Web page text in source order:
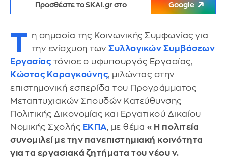
Προσθέστε το SKAI.gr στο Google
Τ η σημασία της Κοινωνικής Συμφωνίας για
την ενίσχυση των Συλλογικών Συμβάσεων
Εργασίας τόνισε ο υφυπουργός Εργασίας,
Κώστας Καραγκούνης, μιλώντας στην
επιστημονική εσπερίδα του Προγράμματος
Μεταπτυχιακών Σπουδών Κατεύθυνσης
Πολιτικής Δικονομίας και Εργατικού Δικαίου
Νομικής Σχολής ΕΚΠΑ, με θέμα «Η πολιτεία
συνομιλεί με την πανεπιστημιακή κοινότητα
για τα εργασιακά ζητήματα του νέου ν.